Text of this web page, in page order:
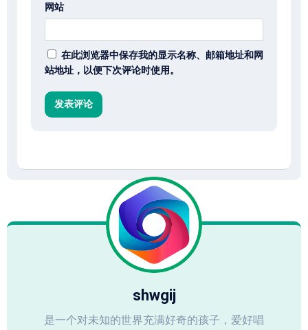
网站
在此浏览器中保存我的显示名称、邮箱地址和网
站地址，以便下次评论时使用。
shwgij
是一个对未知的世界充满好奇的孩子，爱好唱